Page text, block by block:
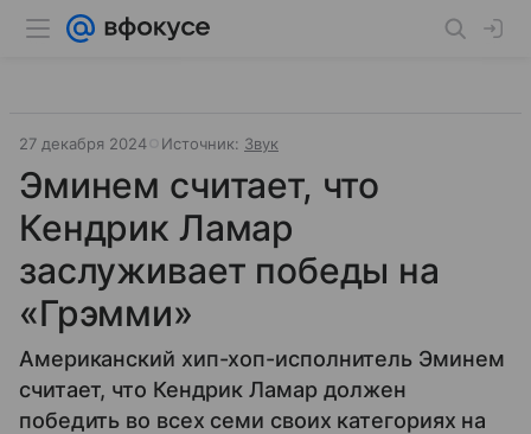
27 декабря 2024 Источник: Звук
Эминем считает, что
Кендрик Ламар
заслуживает победы на
«Грэмми»
Американский хип-хоп-исполнитель Эминем
считает, что Кендрик Ламар должен
победить во всех семи своих категориях на